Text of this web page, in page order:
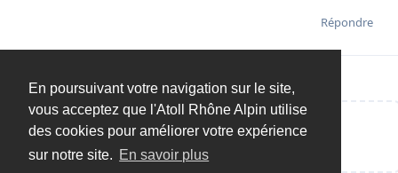
En poursuivant votre navigation sur le site,
vous acceptez que l'Atoll Rhône Alpin utilise
des cookies pour améliorer votre expérience
sur notre site. En savoir plus
Répondre
Répondre…